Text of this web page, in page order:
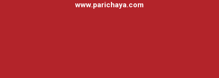
www.parichaya.com